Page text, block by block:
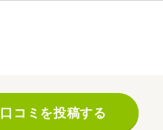
口コミを投稿する